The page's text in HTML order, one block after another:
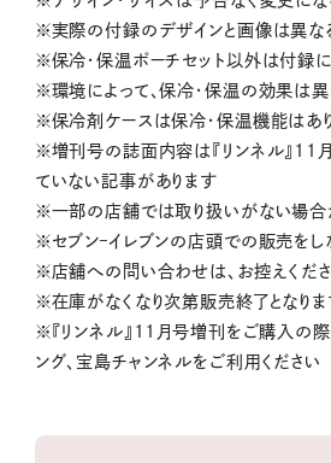
※実際の付録のデザインと画像は異な
※保冷・保温ポーチセット以外は付録
※環境によって、保冷・保温の効果は異
※保冷剤ケースは保冷・保温機能はあ
※増刊号の誌面内容は『リンネル』11
ていない記事があります
※一部の店舗では取り扱いがない場合
※セブン‒イレブンの店頭での販売をし
※店舗への問い合わせは、お控えくだ
※在庫がなくなり次第販売終了となりま
※『リンネル』11月号増刊をご購入の際
ング、宝島チャンネルをご利用ください